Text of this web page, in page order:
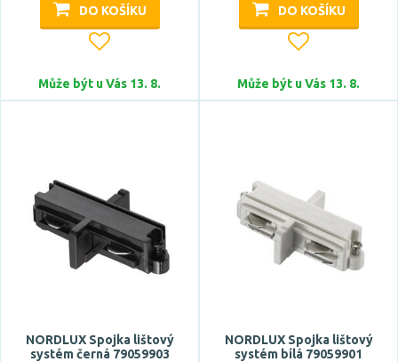
DO KOŠÍKU
Může být u Vás 13. 8.
DO KOŠÍKU
Může být u Vás 13. 8.
NORDLUX Spojka lištový
systém černá 79059903
NORDLUX Spojka lištový
systém bílá 79059901